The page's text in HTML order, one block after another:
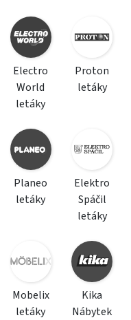
Electro
World
letáky
Proton
letáky
Planeo
letáky
Elektro
Spáčil
letáky
Mobelix
letáky
Kika
Nábytek